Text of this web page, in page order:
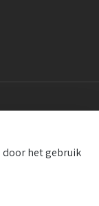
door het gebruik